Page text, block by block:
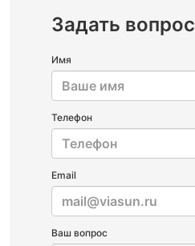
Задать вопрос
Имя
Телефон
Email
Ваш вопрос